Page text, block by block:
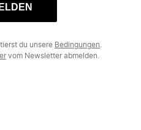
du unsere Bedingungen
vom Newsletter abmelden.